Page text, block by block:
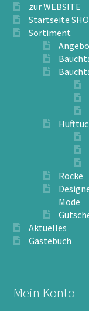
zur WEBSITE
Startseite
Sortiment
Röcke
Mode
Aktuelles
Gästebuch
Mein Konto